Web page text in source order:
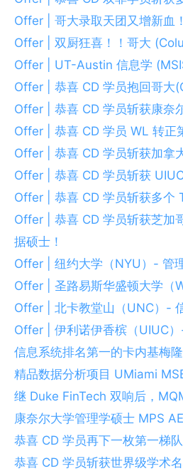
Offer | 哥大录取天团又增新血
Offer | 双厨狂喜！！哥大
Offer | UT-Austin 信息学
Offer | 恭喜 CD 学员抱回哥大
Offer | 恭喜 CD 学员斩获康奈
Offer | 恭喜 CD 学员 WL 转正
Offer | 恭喜 CD 学员斩获加拿
Offer | 恭喜 CD 学员斩获
Offer | 恭喜 CD 学员斩获多个
Offer | 恭喜 CD 学员斩获芝加
据硕士！
Offer | 纽约大学（NYU）- 管
Offer | 圣路易斯华盛顿大学（
Offer | 北卡教堂山（UNC）-
Offer | 伊利诺伊香槟（UIUC
信息系统排名第一的卡内基梅
精品数据分析项目 UMiami
继 Duke FinTech 双响后，
康奈尔大学管理学硕士 MPS
恭喜 CD 学员再下一枚第一梯
恭喜 CD 学员斩获世界级学术